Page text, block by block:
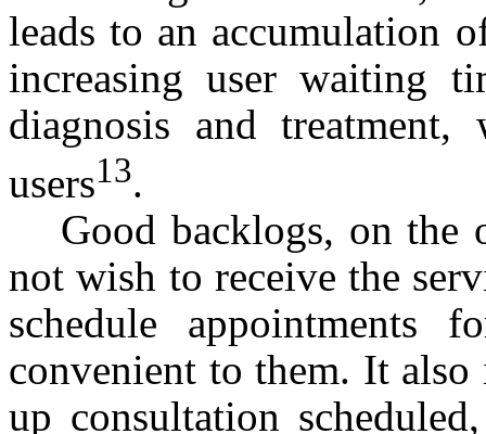
leads to an accumulation
increasing user waiting
diagnosis and
users13.
Good backlogs, on the
not wish to receive the
schedule
convenient to them. It
up consultation